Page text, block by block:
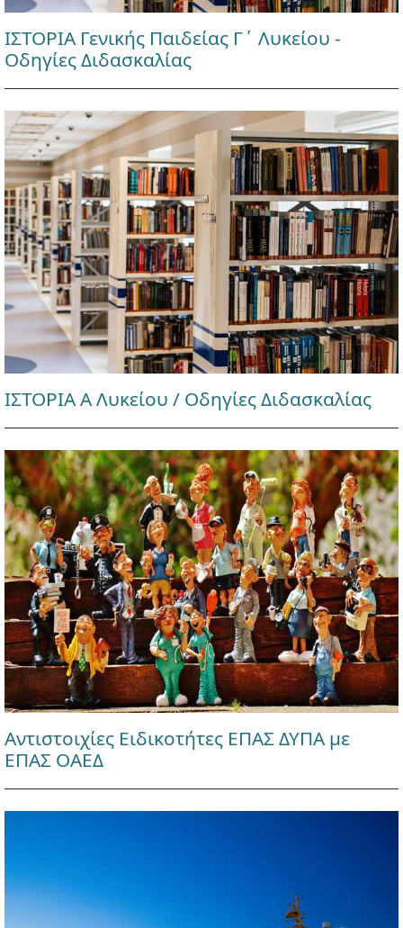
ΙΣΤΟΡΙΑ Γενικής Παιδείας Γ΄ Λυκείου -
Οδηγίες Διδασκαλίας
ΙΣΤΟΡΙΑ Α Λυκείου / Οδηγίες Διδασκαλίας
Αντιστοιχίες Ειδικοτήτες ΕΠΑΣ ΔΥΠΑ με
ΕΠΑΣ ΟΑΕΔ